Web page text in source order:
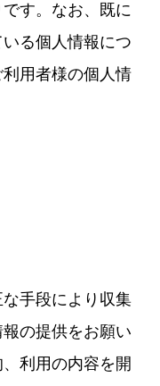
す。なお、既に
る個人情報につ
用者様の個人情
手段により収集
の提供をお願い
利用の内容を開